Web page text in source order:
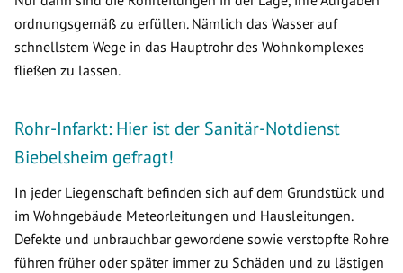
ordnungsgemäß zu erfüllen. Nämlich das Wasser auf
schnellstem Wege in das Hauptrohr des Wohnkomplexes
fließen zu lassen.
Rohr-Infarkt: Hier ist der Sanitär-Notdienst
Biebelsheim gefragt!
In jeder Liegenschaft befinden sich auf dem Grundstück und
im Wohngebäude Meteorleitungen und Hausleitungen.
Defekte und unbrauchbar gewordene sowie verstopfte Rohre
führen früher oder später immer zu Schäden und zu lästigen